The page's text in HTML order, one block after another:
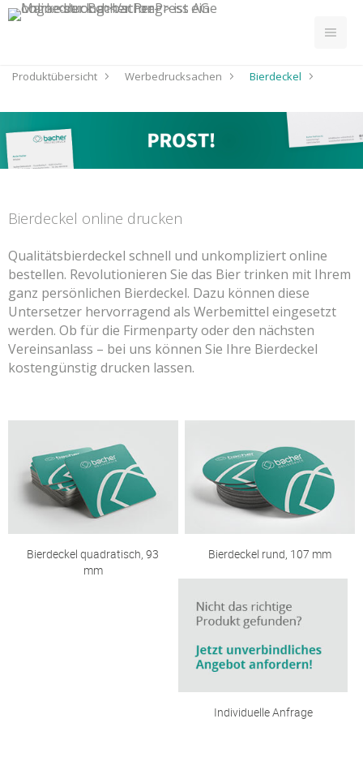
Produktübersicht Werbedrucksachen Bierdeckel
Bierdeckel online drucken
Qualitätsbierdeckel schnell und unkompliziert online
bestellen. Revolutionieren Sie das Bier trinken mit Ihrem
ganz persönlichen Bierdeckel. Dazu können diese
Untersetzer hervorragend als Werbemittel eingesetzt
werden. Ob für die Firmenparty oder den nächsten
Vereinsanlass – bei uns können Sie Ihre Bierdeckel
kostengünstig drucken lassen.
Bierdeckel quadratisch, 93
mm
Bierdeckel rund, 107 mm
Individuelle Anfrage